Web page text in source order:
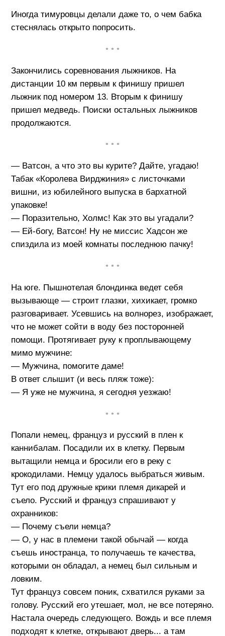
Иногда тимуровцы делали даже то, о чем бабка
стеснялась открыто попросить.
• • •
Закончились соревнования лыжников. На
дистанции 10 км первым к финишу пришел
лыжник под номером 13. Вторым к финишу
пришел медведь. Поиски остальных лыжников
продолжаются.
• • •
— Ватсон, а что это вы курите? Дайте, угадаю!
Табак «Королева Вирджиния» с листочками
вишни, из юбилейного выпуска в бархатной
упаковке!
— Поразительно, Холмс! Как это вы угадали?
— Ей-богу, Ватсон! Ну не миссис Хадсон же
спиздила из моей комнаты последнюю пачку!
• • •
На юге. Пышнотелая блондинка ведет себя
вызывающе — строит глазки, хихикает, громко
разговаривает. Усевшись на волнорез, изображает,
что не может сойти в воду без посторонней
помощи. Протягивает руку к проплывающему
мимо мужчине:
— Мужчина, помогите даме!
В ответ слышит (и весь пляж тоже):
— Я уже не мужчина, я сегодня уезжаю!
• • •
Попали немец, француз и русский в плен к
каннибалам. Посадили их в клетку. Первым
вытащили немца и бросили его в реку с
крокодилами. Немцу удалось выбраться живым.
Тут его под дружные крики племя дикарей и
съело. Русский и француз спрашивают у
охранников:
— Почему съели немца?
— О, у нас в племени такой обычай — когда
съешь иностранца, то получаешь те качества,
которыми он обладал, а немец был сильным и
ловким.
Тут француз совсем поник, схватился руками за
голову. Русский его утешает, мол, не все потеряно.
Настала очередь следующего. Вождь и все племя
подходят к клетке, открывают дверь... а там